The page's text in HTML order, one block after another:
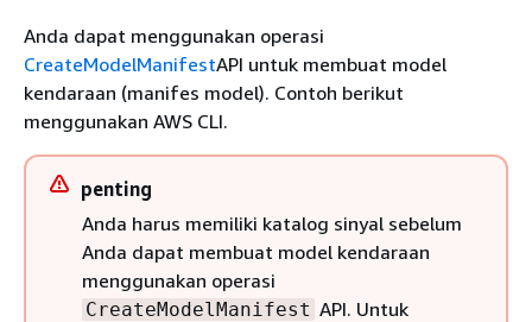
Anda dapat menggunakan operasi
CreateModelManifestAPI untuk membuat model
kendaraan (manifes model). Contoh berikut
menggunakan AWS CLI.
penting
Anda harus memiliki katalog sinyal sebelum
Anda dapat membuat model kendaraan
menggunakan operasi
CreateModelManifest API. Untuk